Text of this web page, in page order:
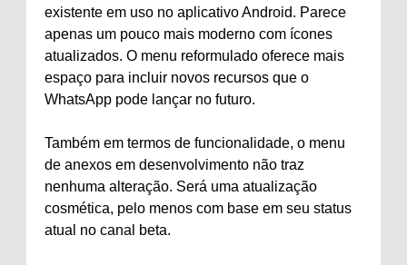
existente em uso no aplicativo Android. Parece
apenas um pouco mais moderno com ícones
atualizados. O menu reformulado oferece mais
espaço para incluir novos recursos que o
WhatsApp pode lançar no futuro.
Também em termos de funcionalidade, o menu
de anexos em desenvolvimento não traz
nenhuma alteração. Será uma atualização
cosmética, pelo menos com base em seu status
atual no canal beta.